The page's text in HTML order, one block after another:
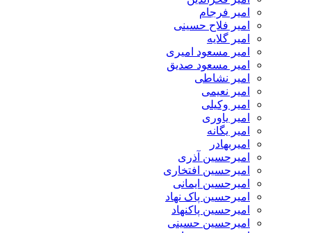
امیر فرجام
امیر فلاح حسینی
امیر گلایه
امیر مسعود امیری
امیر مسعود صدیق
امیر نشاطی
امیر نعیمی
امیر وکیلی
امیر یاوری
امیر یگانه
امیربهادر
امیرحسین آذری
امیرحسین افتخاری
امیرحسین ایمانی
امیرحسین پاک نهاد
امیرحسین پاکنهاد
امیرحسین حسینی